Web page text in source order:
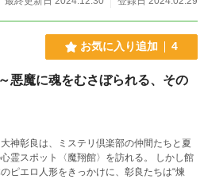
お気に入り追加 4
悪魔に魂をむさぼられる、その
神彰良は、ミステリ倶楽部の仲間たちと夏
スポット〈魔翔館〉を訪れる。 しかし館
ピエロ人形をきっかけに、彰良たちは“煉